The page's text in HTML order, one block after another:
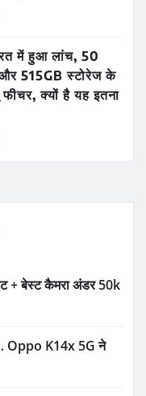
में हुआ लांच, 50
515GB स्टोरेज के
क्यों है यह इतना
+ बेस्ट कैमरा अंडर 50k
Oppo K14x 5G ने